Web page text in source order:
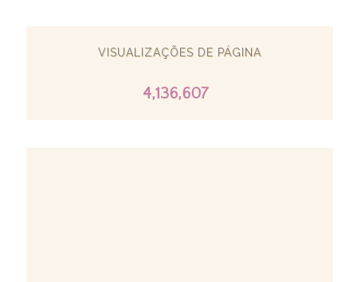
VISUALIZAÇÕES DE PÁGINA
4,136,607